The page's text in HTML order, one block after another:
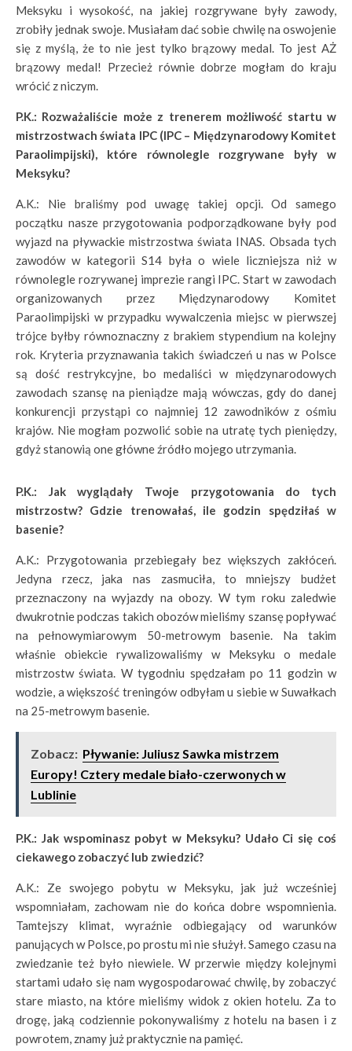
Meksyku i wysokość, na jakiej rozgrywane były zawody,
zrobiły jednak swoje. Musiałam dać sobie chwilę na oswojenie
się z myślą, że to nie jest tylko brązowy medal. To jest AŻ
brązowy medal! Przecież równie dobrze mogłam do kraju
wrócić z niczym.
P.K.: Rozważaliście może z trenerem możliwość startu w
mistrzostwach świata IPC (IPC – Międzynarodowy Komitet
Paraolimpijski), które równolegle rozgrywane były w
Meksyku?
A.K.: Nie braliśmy pod uwagę takiej opcji. Od samego
początku nasze przygotowania podporządkowane były pod
wyjazd na pływackie mistrzostwa świata INAS. Obsada tych
zawodów w kategorii S14 była o wiele liczniejsza niż w
równolegle rozrywanej imprezie rangi IPC. Start w zawodach
organizowanych przez Międzynarodowy Komitet
Paraolimpijski w przypadku wywalczenia miejsc w pierwszej
trójce byłby równoznaczny z brakiem stypendium na kolejny
rok. Kryteria przyznawania takich świadczeń u nas w Polsce
są dość restrykcyjne, bo medaliści w międzynarodowych
zawodach szansę na pieniądze mają wówczas, gdy do danej
konkurencji przystąpi co najmniej 12 zawodników z ośmiu
krajów. Nie mogłam pozwolić sobie na utratę tych pieniędzy,
gdyż stanowią one główne źródło mojego utrzymania.
P.K.: Jak wyglądały Twoje przygotowania do tych
mistrzostw? Gdzie trenowałaś, ile godzin spędziłaś w
basenie?
A.K.: Przygotowania przebiegały bez większych zakłóceń.
Jedyna rzecz, jaka nas zasmuciła, to mniejszy budżet
przeznaczony na wyjazdy na obozy. W tym roku zaledwie
dwukrotnie podczas takich obozów mieliśmy szansę popływać
na pełnowymiarowym 50-metrowym basenie. Na takim
właśnie obiekcie rywalizowaliśmy w Meksyku o medale
mistrzostw świata. W tygodniu spędzałam po 11 godzin w
wodzie, a większość treningów odbyłam u siebie w Suwałkach
na 25-metrowym basenie.
Zobacz: Pływanie: Juliusz Sawka mistrzem
Europy! Cztery medale biało-czerwonych w
Lublinie
P.K.: Jak wspominasz pobyt w Meksyku? Udało Ci się coś
ciekawego zobaczyć lub zwiedzić?
A.K.: Ze swojego pobytu w Meksyku, jak już wcześniej
wspomniałam, zachowam nie do końca dobre wspomnienia.
Tamtejszy klimat, wyraźnie odbiegający od warunków
panujących w Polsce, po prostu mi nie służył. Samego czasu na
zwiedzanie też było niewiele. W przerwie między kolejnymi
startami udało się nam wygospodarować chwilę, by zobaczyć
stare miasto, na które mieliśmy widok z okien hotelu. Za to
drogę, jaką codziennie pokonywaliśmy z hotelu na basen i z
powrotem, znamy już praktycznie na pamięć.